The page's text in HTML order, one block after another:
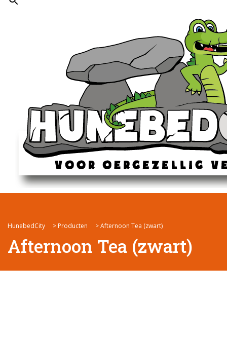
HunebedCity > Producten >Afternoon Tea (zwart)
Afternoon Tea (zwart)